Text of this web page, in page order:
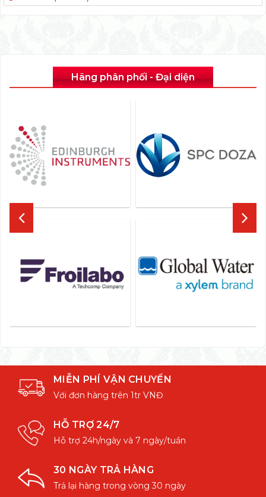
Hãng phân phối - Đại diện
MIỄN PHÍ VẬN CHUYỂN
Với đơn hàng trên 1tr VNĐ
HỖ TRỢ 24/7
Hỗ trợ 24h/ngày và 7 ngày/tuần
30 NGÀY TRẢ HÀNG
Trả lại hàng trong vòng 30 ngày